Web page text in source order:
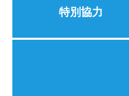
特別協力